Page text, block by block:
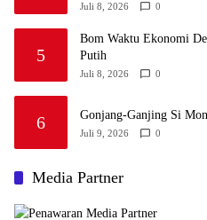
Juli 8, 2026 0
5
Bom Waktu Ekonomi
Putih
Juli 8, 2026 0
6 Gonjang-Ganjing Si
Juli 9, 2026 0
Media Partner